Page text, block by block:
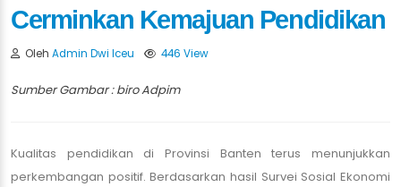
Cerminkan Kemajuan Pendidikan
Oleh Admin Dwi Iceu 446 View
Sumber Gambar : biro Adpim
Kualitas pendidikan di Provinsi Banten terus menunjukkan
perkembangan positif. Berdasarkan hasil Survei Sosial Ekonomi